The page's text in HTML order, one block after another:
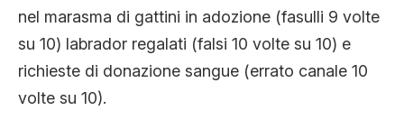
nel marasma di gattini in adozione (fasulli 9 volte
su 10) labrador regalati (falsi 10 volte su 10) e
richieste di donazione sangue (errato canale 10
volte su 10).